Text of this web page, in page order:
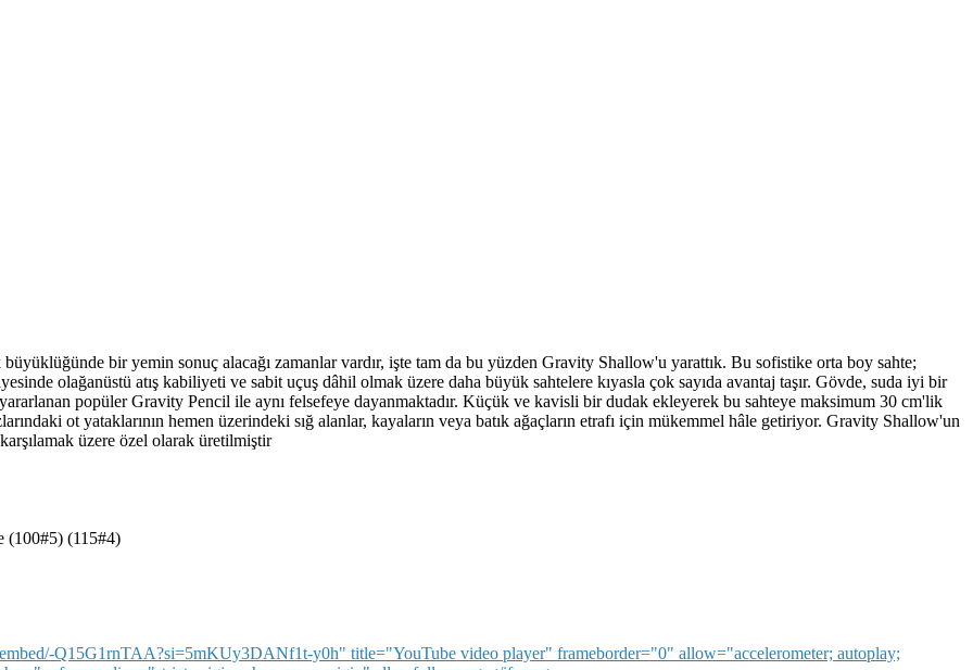
büyüklüğünde bir yemin sonuç alacağı zamanlar vardır, işte tam da bu yüzden Gravity Shallow'u yarattık. Bu sofistike orta boy sahte;
olağanüstü atış kabiliyeti ve sabit uçuş dâhil olmak üzere daha büyük sahtelere kıyasla çok sayıda avantaj taşır. Gövde, suda iyi bir
popüler Gravity Pencil ile aynı felsefeye dayanmaktadır. Küçük ve kavisli bir dudak ekleyerek bu sahteye maksimum 30 cm'lik
ot yataklarının hemen üzerindeki sığ alanlar, kayaların veya batık ağaçların etrafı için mükemmel hâle getiriyor. Gravity Shallow'un
üzere özel olarak üretilmiştir
(100#5) (115#4)
Q15G1rnTAA?si=5mKUy3DANf1t-y0h" title="YouTube video player" frameborder="0" allow="accelerometer; autoplay;